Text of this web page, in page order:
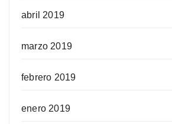
abril 2019
marzo 2019
febrero 2019
enero 2019